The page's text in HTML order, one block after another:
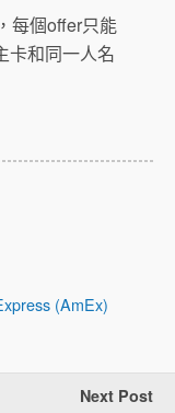
每個offer只能
卡和同一人名
(AmEx)
Next Post